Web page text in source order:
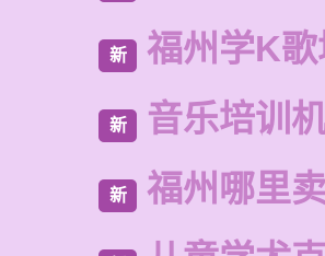
新 福州学K
新 音乐培训
新 福州哪里